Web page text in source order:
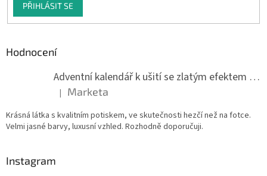
PŘIHLÁSIT SE
Hodnocení
Adventní kalendář k ušití se zlatým efektem 042Q
Hodnocení produktu je 5 z 5 hvězdiček.
| Marketa
Krásná látka s kvalitním potiskem, ve skutečnosti hezčí než na fotce.
Velmi jasné barvy, luxusní vzhled. Rozhodně doporučuji.
Instagram